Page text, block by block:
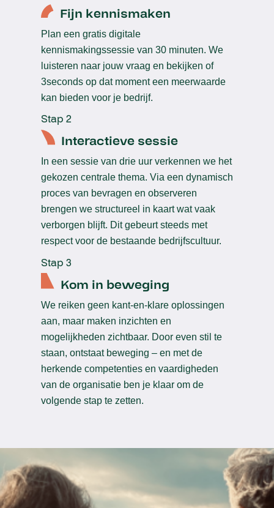
Fijn kennismaken
Plan een gratis digitale
kennismakingssessie van 30 minuten. We
luisteren naar jouw vraag en bekijken of
3seconds op dat moment een meerwaarde
kan bieden voor je bedrijf.
Stap 2
Interactieve sessie
In een sessie van drie uur verkennen we het
gekozen centrale thema. Via een dynamisch
proces van bevragen en observeren
brengen we structureel in kaart wat vaak
verborgen blijft. Dit gebeurt steeds met
respect voor de bestaande bedrijfscultuur.
Stap 3
Kom in beweging
We reiken geen kant-en-klare oplossingen
aan, maar maken inzichten en
mogelijkheden zichtbaar. Door even stil te
staan, ontstaat beweging – en met de
herkende competenties en vaardigheden
van de organisatie ben je klaar om de
volgende stap te zetten.